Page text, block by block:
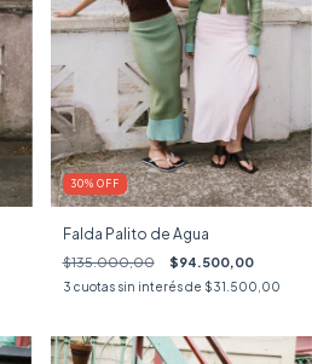
30% OFF
Falda Palito de Agua
$135.000,00 $94.500,00
3 cuotas sin interés de $31.500,00